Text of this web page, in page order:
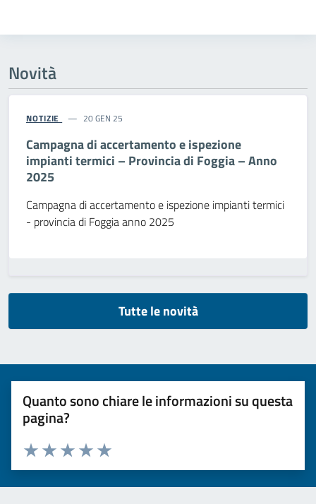
Novità
NOTIZIE 20 GEN 25
Campagna di accertamento e ispezione
impianti termici – Provincia di Foggia – Anno
2025
Campagna di accertamento e ispezione impianti termici
- provincia di Foggia anno 2025
Tutte le novità
Quanto sono chiare le informazioni su questa
pagina?
Valuta da 1 a 5 stelle la pagina
Valuta 5 stelle su 5
Valuta 4 stelle su 5
Valuta 3 stelle su 5
Valuta 2 stelle su 5
Valuta 1 stelle su 5